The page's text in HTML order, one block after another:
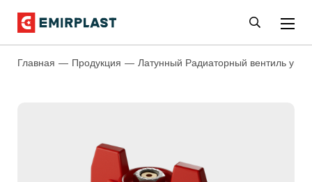
Главная Продукция Латунный Радиаторный вентиль